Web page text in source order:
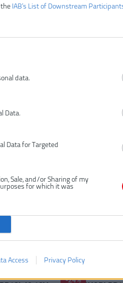
IAB’s List of Downstream
data.
Data.
Data for Targeted
Sale, and/or Sharing of my
for which it was
Access Privacy Policy
-24%